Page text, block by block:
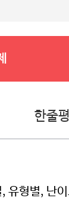
한줄평
유형별, 난